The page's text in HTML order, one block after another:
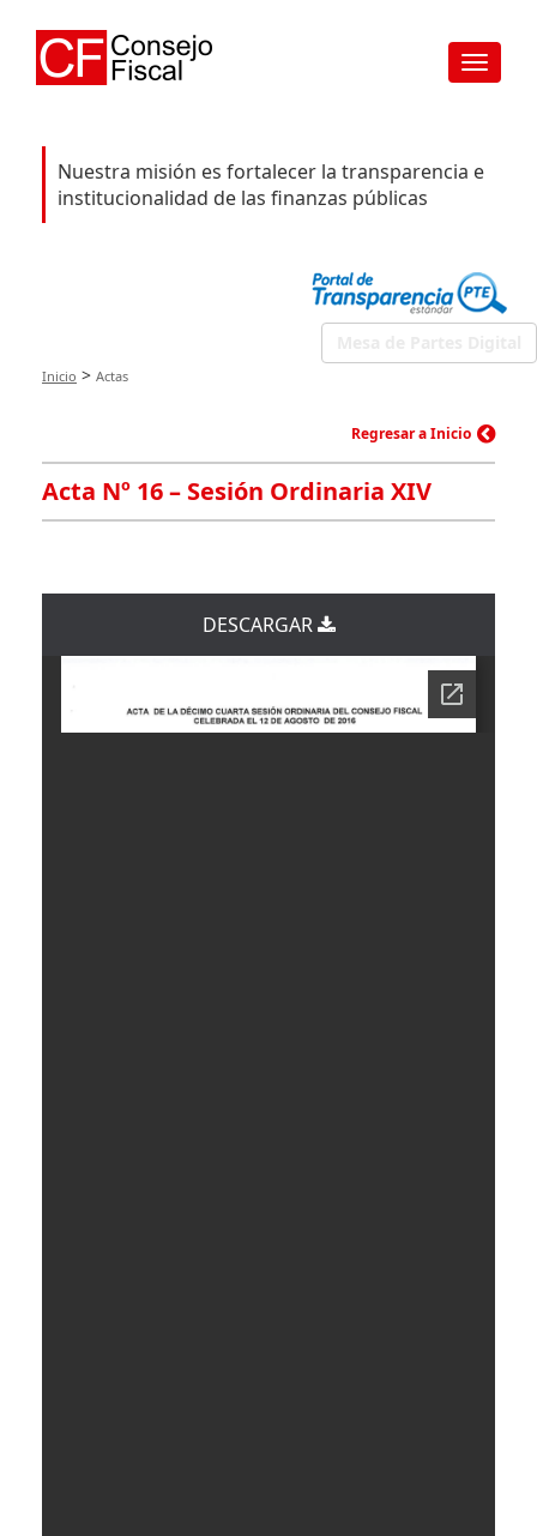
Toggle
Nuestra misión es fortalecer la transparencia e
institucionalidad de las finanzas públicas
Inicio > Actas
Regresar a Inicio
Acta Nº 16 – Sesión Ordinaria XIV
DESCARGAR